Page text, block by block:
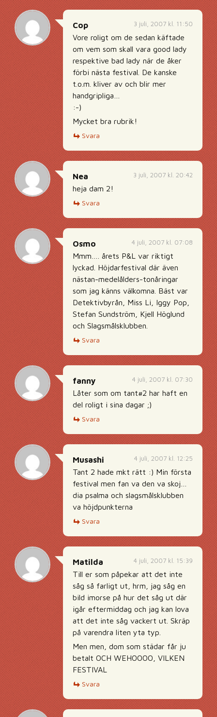
3 juli, 2007 kl. 11:50
Cop
Vore roligt om de sedan käftade
om vem som skall vara good lady
respektive bad lady när de åker
förbi nästa festival. De kanske
t.o.m. kliver av och blir mer
handgripliga…
:-)
Mycket bra rubrik!
Svara
3 juli, 2007 kl. 20:42
Nea
heja dam 2!
Svara
4 juli, 2007 kl. 07:08
Osmo
Mmm…. årets P&L var riktigt
lyckad. Höjdarfestival där även
nästan-medelålders-tonåringar
som jag känns välkomna. Bäst var
Detektivbyrån, Miss Li, Iggy Pop,
Stefan Sundström, Kjell Höglund
och Slagsmålsklubben.
Svara
4 juli, 2007 kl. 07:30
fanny
Låter som om tant#2 har haft en
del roligt i sina dagar ;)
Svara
4 juli, 2007 kl. 12:25
Musashi
Tant 2 hade mkt rätt :) Min första
festival men fan va den va skoj…
dia psalma och slagsmålsklubben
va höjdpunkterna
Svara
4 juli, 2007 kl. 15:39
Matilda
Till er som påpekar att det inte
såg så farligt ut, hrm, jag såg en
bild imorse på hur det såg ut där
igår eftermiddag och jag kan lova
att det inte såg vackert ut. Skräp
på varendra liten yta typ.
Men men, dom som städar får ju
betalt OCH WEHOOOO, VILKEN
FESTIVAL
Svara